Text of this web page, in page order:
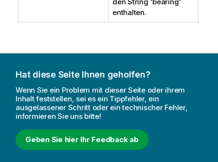
enthalten.
Hat diese Seite Ihnen geholfen?
Wenn Sie ein Problem mit dieser Seite oder ihrem
Inhalt feststellen, sei es ein Tippfehler, ein
ausgelassener Schritt oder ein technischer Fehler,
informieren Sie uns bitte!
Geben Sie hier Ihr Feedback ab